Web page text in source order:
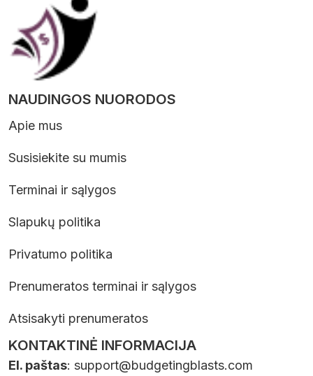
NAUDINGOS NUORODOS
Apie mus
Susisiekite su mumis
Terminai ir sąlygos
Slapukų politika
Privatumo politika
Prenumeratos terminai ir sąlygos
Atsisakyti prenumeratos
KONTAKTINĖ INFORMACIJA
El. paštas: support@budgetingblasts.com